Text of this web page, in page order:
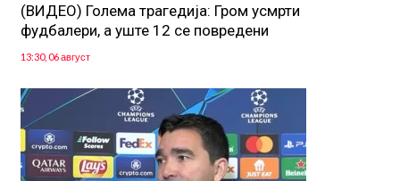
(ВИДЕО) Голема трагедија: Гром усмрти
фудбалери, а уште 12 се повредени
13:30, 06 август